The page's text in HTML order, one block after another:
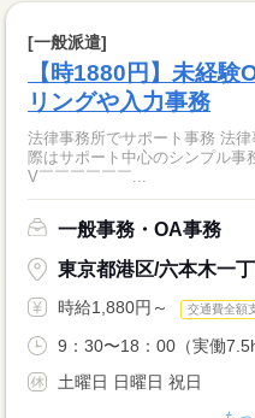
[一般派遣]
【時1880円】未経
リングや入力事務
法律事務所でサポート事務 法律事務所と聞くと難しそうですが、 実
際はサポート中心のシンプル事務です。 ▼業務内容は
V￣￣￣￣￣￣...
一般事務・OA事務
東京都港区/六本木一
時給1,880円～ 交通費全額
9：30〜18：00（実働
土曜日 日曜日 祝日